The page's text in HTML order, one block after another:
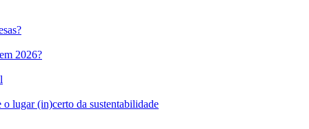
2026?
lugar (in)certo da sustentabilidade